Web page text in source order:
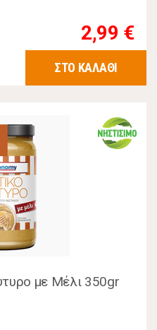
2,99 €
ΣΤΟ ΚΑΛΑΘΙ
με Μέλι 350gr